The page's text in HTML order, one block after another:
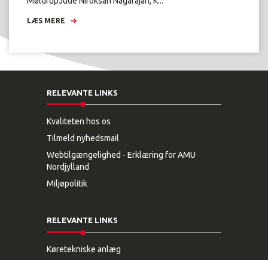
LÆS MERE
RELEVANTE LINKS
Kvaliteten hos os
Tilmeld nyhedsmail
Webtilgængelighed - Erklæring for AMU
Nordjylland
Miljøpolitik
RELEVANTE LINKS
Køretekniske anlæg